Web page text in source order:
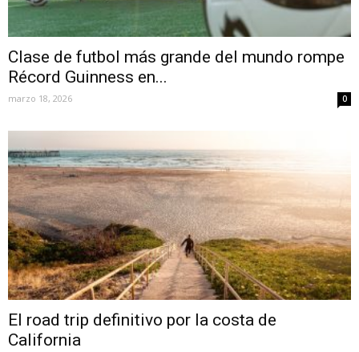
Clase de futbol más grande del mundo rompe
Récord Guinness en...
marzo 18, 2026 0
El road trip definitivo por la costa de
California